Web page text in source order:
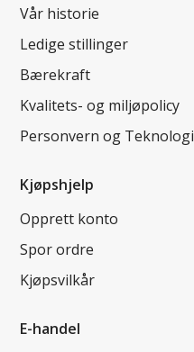
Vår historie
Ledige stillinger
Bærekraft
Kvalitets- og miljøpolicy
Personvern og Teknologi
Kjøpshjelp
Opprett konto
Spor ordre
Kjøpsvilkår
E-handel